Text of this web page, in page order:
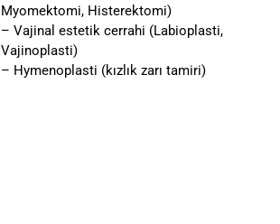
Myomektomi, Histerektomi)
– Vajinal estetik cerrahi (Labioplasti,
Vajinoplasti)
– Hymenoplasti (kızlık zarı tamiri)